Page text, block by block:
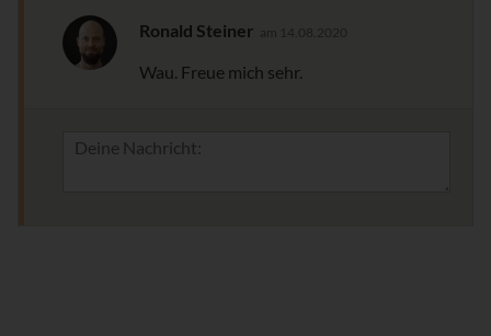
Ronald Steiner am 14.08.2020
Wau. Freue mich sehr.